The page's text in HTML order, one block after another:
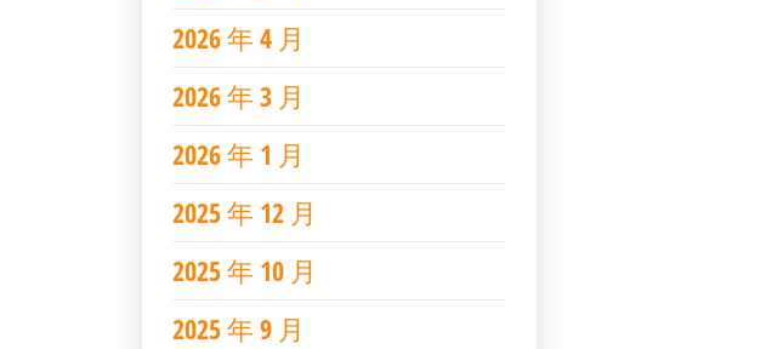
2026 年 4 月
2026 年 3 月
2026 年 1 月
2025 年 12 月
2025 年 10 月
2025 年 9 月